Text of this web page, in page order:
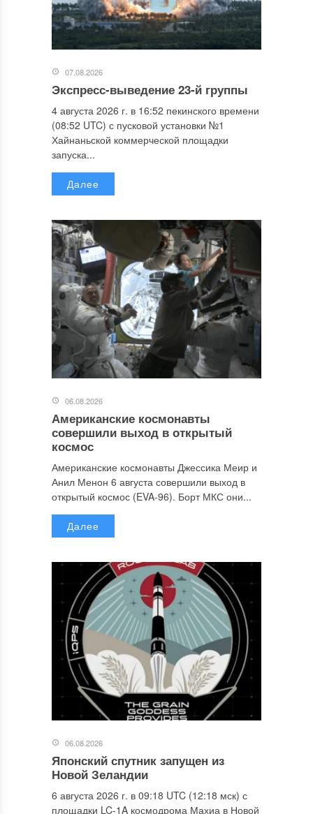
07.08.2026
Экспресс-выведение 23-й группы
4 августа 2026 г. в 16:52 пекинского времени
(08:52 UTC) с пусковой установки №1
Хайнаньской коммерческой площадки
запуска...
Далее
06.08.2026
Американские космонавты
совершили выход в открытый
космос
Американские космонавты Джессика Меир и
Анил Менон 6 августа совершили выход в
открытый космос (EVA-96). Борт МКС они...
Далее
06.08.2026
Японский спутник запущен из
Новой Зеландии
6 августа 2026 г. в 09:18 UTC (12:18 мск) с
площадки LC-1A космодрома Махиа в Новой